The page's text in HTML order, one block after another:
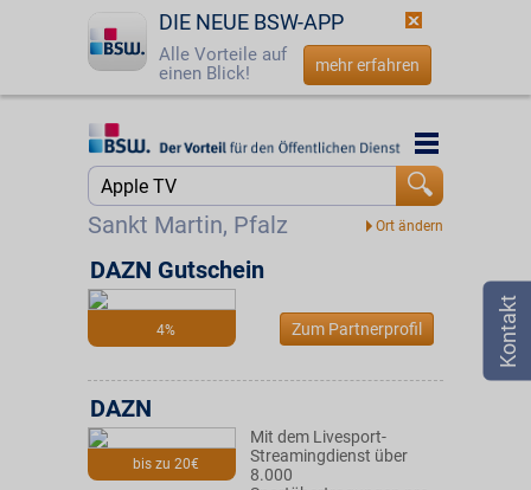
DIE NEUE BSW-APP
Alle Vorteile auf
einen Blick!
mehr erfahren
Startseite
Jetzt BSW-Mitglied werden
☎ 0800 - 279 25 82
Sankt Martin, Pfalz
Startseite
4%
DAZN Gutschein
Zum Partnerprofil
bis zu 20€
DAZN
Mit dem Livesport-
Streamingdienst über
8.000